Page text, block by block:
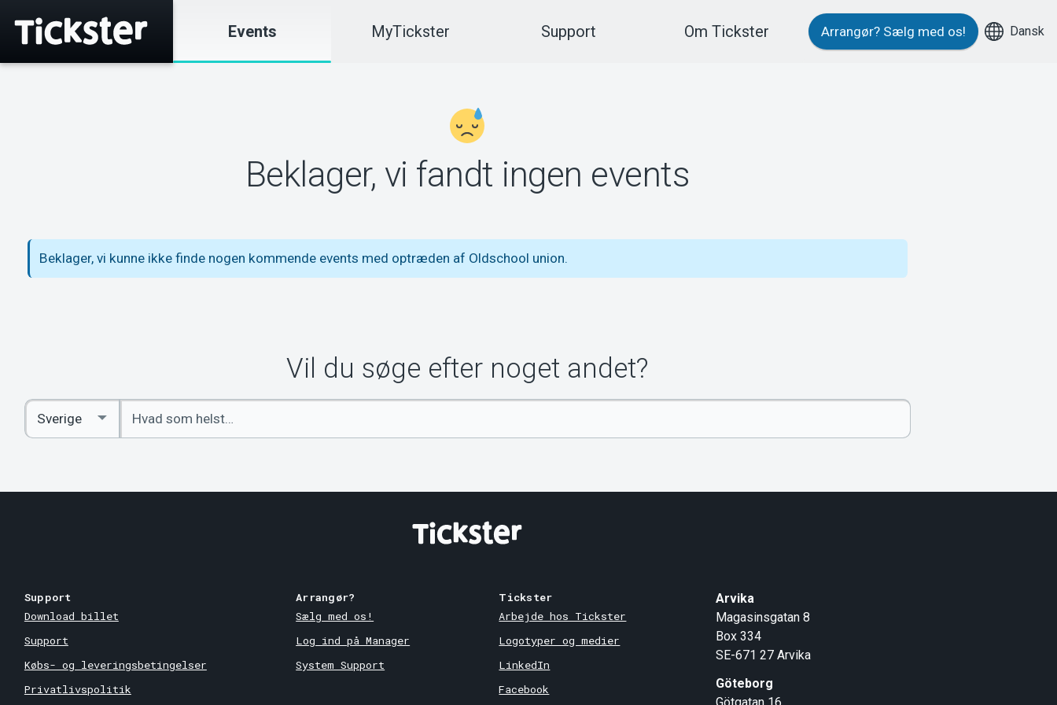
Events MyTickster Support Om Tickster Arrangør? Sælg med os! Dansk
Beklager, vi fandt ingen events
Beklager, vi kunne ikke finde nogen kommende events med optræden af Oldschool union.
Vil du søge efter noget andet?
Indtast
søgeord
Select
Country
Support
Download billet
Support
Købs- og leveringsbetingelser
Privatlivspolitik
Arrangør?
Sælg med os!
Log ind på Manager
System Support
Tickster
Arbejde hos Tickster
Logotyper og medier
LinkedIn
Facebook
Arvika
Magasinsgatan 8
Box 334
SE-671 27 Arvika
Göteborg